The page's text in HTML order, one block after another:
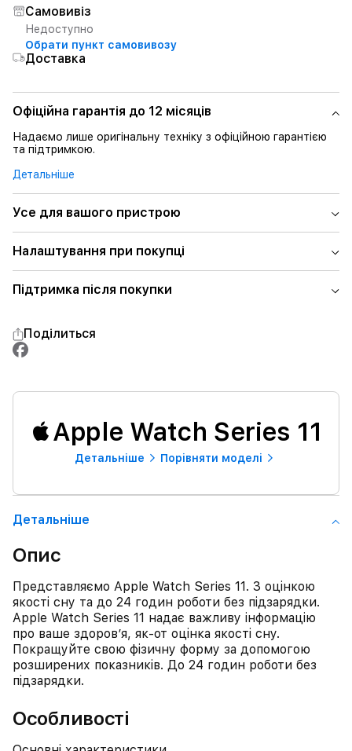
Самовивіз
Недоступно
Обрати пункт самовивозу
Доставка
Офіційна гарантія до 12 місяців
Надаємо лише оригінальну техніку з офіційною гарантією
та підтримкою.
Детальніше
Усе для вашого пристрою
Налаштування при покупці
Підтримка після покупки
Поділиться
Apple Watch Series 11
Детальнiше Порівняти моделі
Детальнiше
Опис
Представляємо Apple Watch Series 11. З оцінкою
якості сну та до 24 годин роботи без підзарядки.
Apple Watch Series 11 надає важливу інформацію
про ваше здоров’я, як-от оцінка якості сну.
Покращуйте свою фізичну форму за допомогою
розширених показників. До 24 годин роботи без
підзарядки.
Особливості